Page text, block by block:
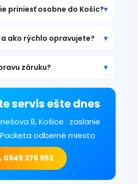
priniesť osobne do Košíc?
a ako rýchlo opravujete?
záruku?
servis ešte dnes
8, Košice · zaslanie
odberné miesto
0949 376 962